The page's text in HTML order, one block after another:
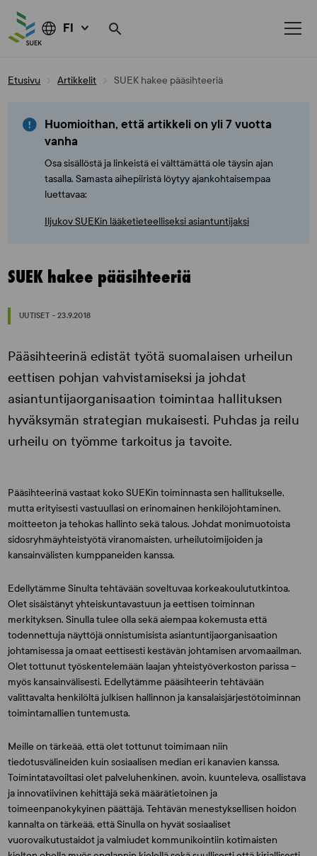
FI
Etusivu Artikkelit SUEK hakee pääsihteeriä
Huomioithan, että artikkeli on yli 7 vuotta
vanha
Osa sisällöstä ja linkeistä ei välttämättä ole täysin ajan
tasalla. Samasta aihepiiristä löytyy ajankohtaisempaa
luettavaa:
Iljukov SUEKin lääketieteelliseksi asiantuntijaksi
SUEK hakee pääsihteeriä
UUTISET - 23.9.2018
Pääsihteerinä edistät työtä suomalaisen urheilun
eettisen pohjan vahvistamiseksi ja johdat
asiantuntijaorganisaation toimintaa hallituksen
hyväksymän strategian mukaisesti. Puhdas ja reilu
urheilu on työmme tarkoitus ja tavoite.
Pääsihteerinä vastaat koko SUEKin toiminnasta sen hallitukselle,
mutta erityisesti vastuullasi on erinomainen henkilöjohtaminen,
moitteeton ja tehokas hallinto sekä talous. Johdat monimuotoista
sidosryhmäyhteistyötä viranomaisten, urheilutoimijoiden ja
kansainvälisten kumppaneiden kanssa.
Edellytämme Sinulta tehtävään soveltuvaa korkeakoulututkintoa.
Olet sisäistänyt yhteiskuntavastuun ja eettisen toiminnan
merkityksen. Sinulla tulee olla sekä aiempaa kokemusta että
todennettuja näyttöjä onnistumisista asiantuntijaorganisaation
johtamisessa ja omaat eettisesti kestävän johtamisen arvomaailman.
Olet tottunut työskentelemään laajan yhteistyöverkoston parissa –
myös kansainvälisesti. Edellytämme pääsihteerin tehtävään
valittavalta henkilöltä julkisen hallinnon ja kansalaisjärjestötoiminnan
toimintamallien tuntemusta.
Meille on tärkeää, että olet tottunut toimimaan niin
tiedotusvälineiden kuin sosiaalisen median eri kanavien kanssa.
Toimintatavoiltasi olet palveluhenkinen, avoin, kuunteleva, osallistava
ja innovatiivinen kehittäjä sekä määrätietoinen ja
toimeenpanokykyinen päättäjä. Tehtävän menestyksellisen hoidon
kannalta on tärkeää, että Sinulla on hyvät sosiaaliset
vuorovaikutustaidot ja valmiudet kommunikointiin kotimaisten